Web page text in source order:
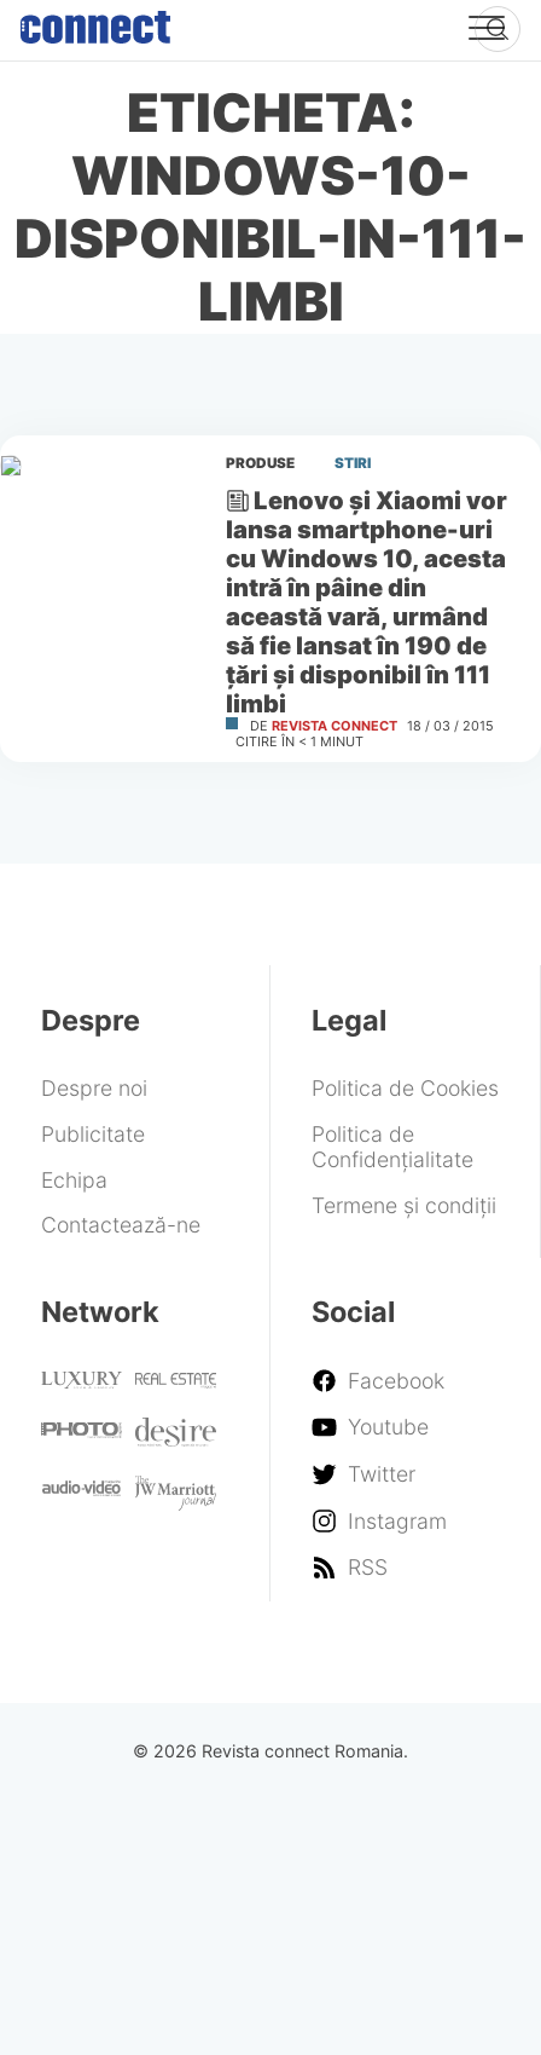
Skip
content
ETICHETA:
WINDOWS-10-
DISPONIBIL-IN-111-
LIMBI
PRODUSE STIRI
Lenovo și Xiaomi vor
lansa smartphone-uri
cu Windows 10, acesta
intră în pâine din
această vară, urmând
să fie lansat în 190 de
țări și disponibil în 111
limbi
DE REVISTA CONNECT 18 / 03 / 2015
CITIRE ÎN < 1 MINUT
Despre
Despre noi
Publicitate
Echipa
Contactează-ne
Legal
Politica de Cookies
Politica de
Confidențialitate
Termene și condiții
Network Social
Facebook
Youtube
Twitter
Instagram
RSS
© 2026 Revista connect Romania.